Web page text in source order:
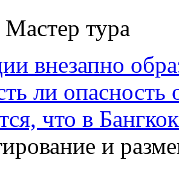
тура
внезапно
ли опасность
что в
и